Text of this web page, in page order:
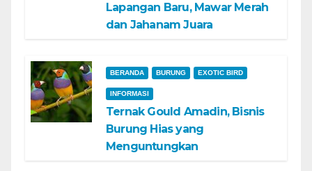
Lapangan Baru, Mawar Merah
dan Jahanam Juara
BERANDA BURUNG EXOTIC BIRD
INFORMASI
Ternak Gould Amadin, Bisnis
Burung Hias yang
Menguntungkan